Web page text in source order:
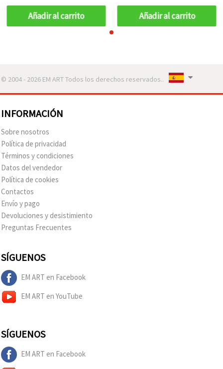
Añadir al carrito Añadir al carrito
© 2004 - 2026 EM ART Todos los derechos reservados..
INFORMACIÓN
Sobre nosotros
Política de privacidad
Términos y condiciones
Datos del vendedor
Política de cookies
Contactos
Envío y pago
Devoluciones y desistimiento
Preguntas Frecuentes
SÍGUENOS
EM ART en Facebook
EM ART en YouTube
SÍGUENOS
EM ART en Facebook